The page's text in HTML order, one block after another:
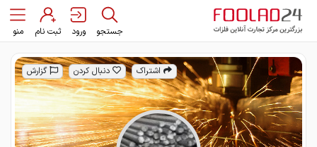
جستجو ورود ثبت نام منو
اشتراک دنبال کردن گزارش